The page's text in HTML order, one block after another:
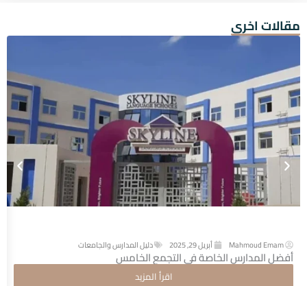
مقالات اخرى
Mahmoud Emam أبريل 29, 2025 دليل المدارس والجامعات
أفضل المدارس الخاصة في التجمع الخامس
اقرأ المزيد